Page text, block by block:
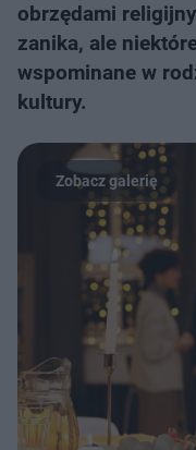
obrzędami
zanika, ale
wspominane w
kultury.